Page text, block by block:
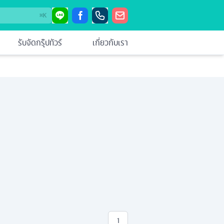
⌘K
รับจัดกรุ๊ปทัวร์ เกี่ยวกับเรา
1